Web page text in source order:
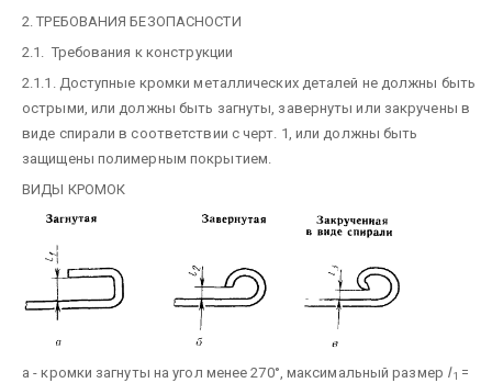
2. ТРЕБОВАНИЯ БЕЗОПАСНОСТИ
2.1. Требования к конструкции
2.1.1. Доступные кромки металлических деталей не должны быть
острыми, или должны быть загнуты, завернуты или закручены в
виде спирали в соответствии с черт. 1, или должны быть
защищены полимерным покрытием.
ВИДЫ КРОМОК
a - кромки загнуты на угол менее 270°, максимальный размер l1 =